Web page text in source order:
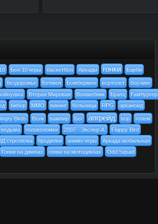
Бен 10 игры баскетбол Аркады гонки Барби
бездорожье Бетмен Бомбермен вертолет боулинг
Вторая Мировая Волшебник Братц
Гамбургер
бибер MMO викинг больница RPG арканоид
Birds Волк вампир Бег апгрейд вор
голем
ведьма головоломки 2007 - Экслер А. Flappy Bird
стрелялка бродилки аниме игры
Аркада мобильная
Гонки на джипах гонки на мотоциклах
Odd Squad